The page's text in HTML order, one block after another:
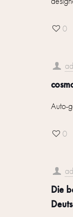
0
Auto-
0
Die